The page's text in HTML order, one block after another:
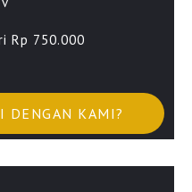
Rp 750.000
DENGAN KAMI?